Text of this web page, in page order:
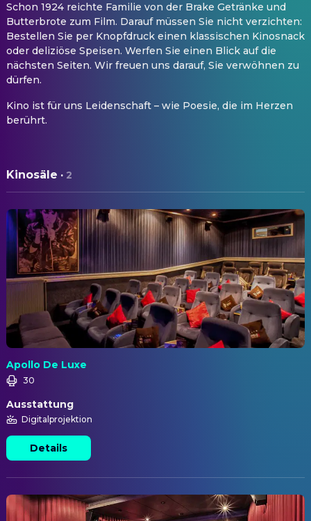
Schon 1924 reichte Familie von der Brake Getränke und
Butterbrote zum Film. Darauf müssen Sie nicht verzichten:
Bestellen Sie per Knopfdruck einen klassischen Kinosnack
oder deliziöse Speisen. Werfen Sie einen Blick auf die
nächsten Seiten. Wir freuen uns darauf, Sie verwöhnen zu
dürfen.
Kino ist für uns Leidenschaft – wie Poesie, die im Herzen
berührt.
Kinosäle · 2
Apollo De Luxe
30
Ausstattung
Digitalprojektion
Details